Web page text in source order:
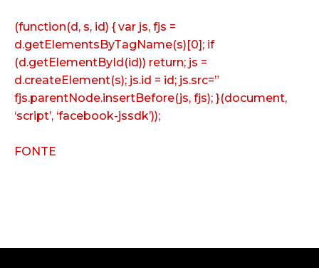
(function(d, s, id) { var js, fjs =
d.getElementsByTagName(s)[0]; if
(d.getElementById(id)) return; js =
d.createElement(s); js.id = id; js.src=”
fjs.parentNode.insertBefore(js, fjs); }(document,
‘script’, ‘facebook-jssdk’));
FONTE